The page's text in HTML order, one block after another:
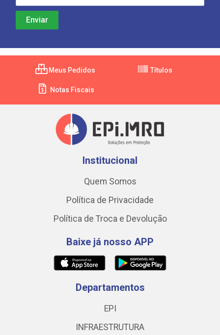
Meus Pedidos Títulos
Notas Fiscais
Institucional
Quem Somos
Política de Privacidade
Política de Troca e Devolução
Baixe já nosso APP
Departamentos
EPI
INFRAESTRUTURA